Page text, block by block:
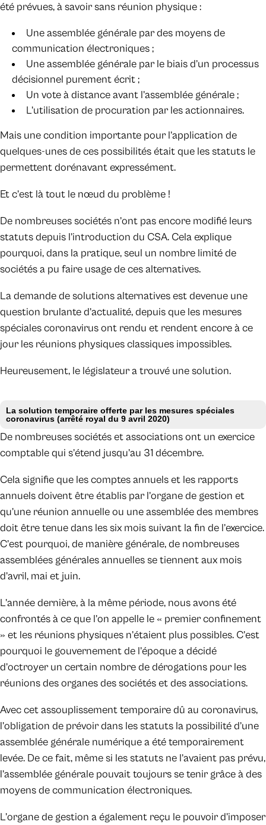
été prévues, à savoir sans réunion physique :
Une assemblée générale par des moyens de
communication électroniques ;
Une assemblée générale par le biais d’un processus
décisionnel purement écrit ;
Un vote à distance avant l’assemblée générale ;
L’utilisation de procuration par les actionnaires.
Mais une condition importante pour l’application de
quelques-unes de ces possibilités était que les statuts le
permettent dorénavant expressément.
Et c’est là tout le nœud du problème !
De nombreuses sociétés n’ont pas encore modifié leurs
statuts depuis l’introduction du CSA. Cela explique
pourquoi, dans la pratique, seul un nombre limité de
sociétés a pu faire usage de ces alternatives.
La demande de solutions alternatives est devenue une
question brulante d’actualité, depuis que les mesures
spéciales coronavirus ont rendu et rendent encore à ce
jour les réunions physiques classiques impossibles.
Heureusement, le législateur a trouvé une solution.
La solution temporaire offerte par les mesures spéciales
coronavirus (arrêté royal du 9 avril 2020)
De nombreuses sociétés et associations ont un exercice
comptable qui s’étend jusqu’au 31 décembre.
Cela signifie que les comptes annuels et les rapports
annuels doivent être établis par l’organe de gestion et
qu’une réunion annuelle ou une assemblée des membres
doit être tenue dans les six mois suivant la fin de l’exercice.
C’est pourquoi, de manière générale, de nombreuses
assemblées générales annuelles se tiennent aux mois
d’avril, mai et juin.
L’année dernière, à la même période, nous avons été
confrontés à ce que l’on appelle le « premier confinement
» et les réunions physiques n’étaient plus possibles. C’est
pourquoi le gouvernement de l’époque a décidé
d’octroyer un certain nombre de dérogations pour les
réunions des organes des sociétés et des associations.
Avec cet assouplissement temporaire dû au coronavirus,
l’obligation de prévoir dans les statuts la possibilité d’une
assemblée générale numérique a été temporairement
levée. De ce fait, même si les statuts ne l’avaient pas prévu,
l’assemblée générale pouvait toujours se tenir grâce à des
moyens de communication électroniques.
L’organe de gestion a également reçu le pouvoir d’imposer